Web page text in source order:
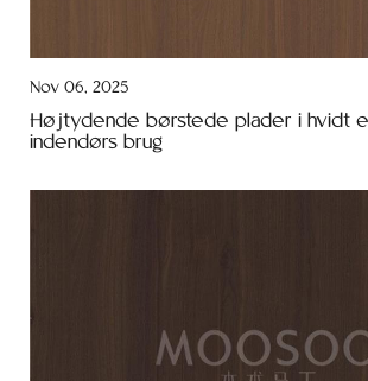
Nov 06, 2025
Højtydende børstede plader i hvidt
indendørs brug